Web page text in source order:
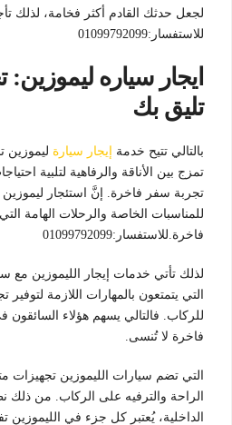
لجعل حدثك القادم أكثر فخامة، لذلك
للاستفسار:01099792099
ايجار سياره ليموزين:
تليق بك
بالتالي تتيح خدمة إيجار سيارة ليموزين
تمزج بين الأناقة والرفاهية لتلبية
تجربة سفر فاخرة. إنَّ استئجار ليموزين
للمناسبات الخاصة والرحلات الهامة
فاخرة.للاستفسار:01099792099
لذلك تأتي خدمات إيجار الليموزين مع
التي يتمتعون بالمهارات اللازمة
للركاب. فالتالي يسهم هؤلاء
فاخرة لا تُنسى.
التي تضم سيارات الليموزين
الراحة والترفيه على الركاب. من ذلك
الداخلية، يُعتبر كل جزء في الليموزين